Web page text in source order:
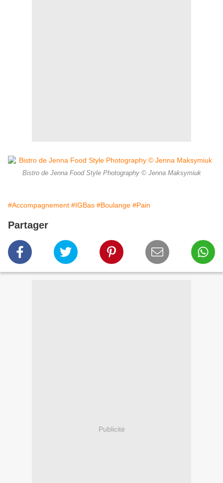
Bistro de Jenna Food Style Photography © Jenna Maksymiuk
#Accompagnement #IGBas #Boulange #Pain
Partager
Publicité